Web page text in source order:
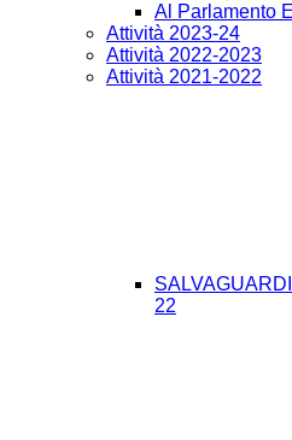
Al Parlamento
Attività 2023-24
Attività 2022-2023
Attività 2021-2022
22